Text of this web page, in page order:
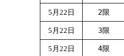
5月22日 2限
5月22日 3限
5月22日 4限